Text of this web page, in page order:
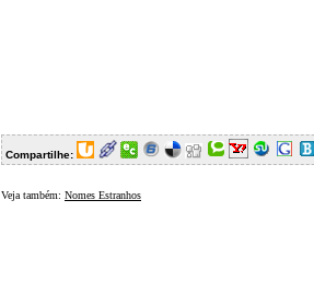
Compartilhe:
Veja também: Nomes Estranhos